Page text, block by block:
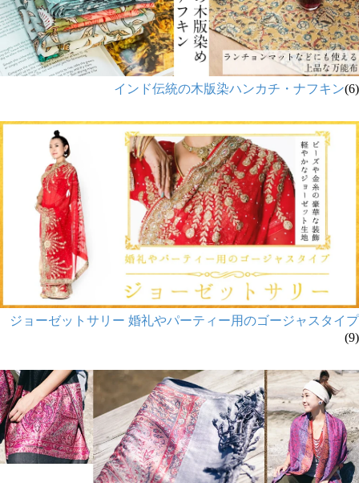
インド伝統の木版染ハンカチ・ナフキン(6)
ジョーゼットサリー 婚礼やパーティー用のゴージャスタイプ
(9)